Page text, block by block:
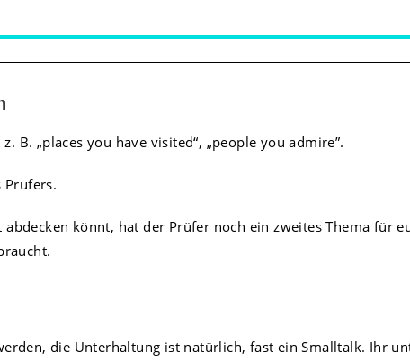
B. „places you have visited“, „people you admire”.
Prüfers.
könnt, hat der Prüfer noch ein zweites Thema für
die Unterhaltung ist natürlich, fast ein Smalltalk. Ihr